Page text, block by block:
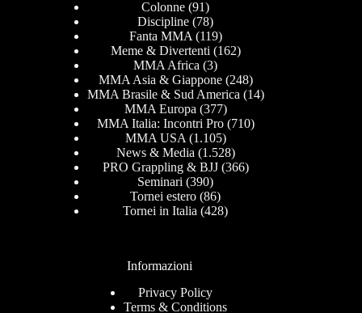
Colonne (91)
Discipline (78)
Fanta MMA (119)
Meme & Divertenti (162)
MMA Africa (3)
MMA Asia & Giappone(248)
MMA Brasile & Sud America (14)
MMA Europa (377)
MMA Italia: Incontri Pro(710)
MMA USA (1.105)
News & Media (1.528)
PRO Grappling & BJJ(366)
Seminari (390)
Tornei estero (86)
Tornei in Italia (428)
Informazioni
Privacy Policy
Terms & Conditions